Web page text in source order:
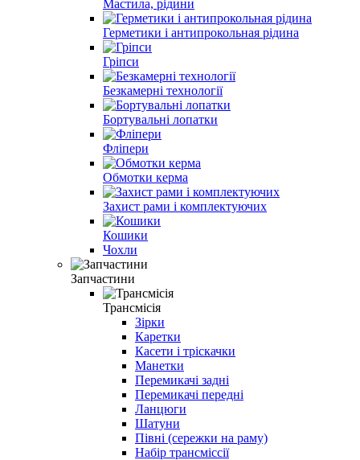
Мастила, рідини
Герметики і антипрокольная рідина
Гріпси
Безкамерні технології
Бортувальні лопатки
Фліпери
Обмотки керма
Захист рами і комплектуючих
Кошики
Чохли
Запчастини
Трансмісія
Зірки
Каретки
Касети і тріскачки
Манетки
Перемикачі задні
Перемикачі передні
Ланцюги
Шатуни
Півні (сережки на раму)
Набір трансміссії